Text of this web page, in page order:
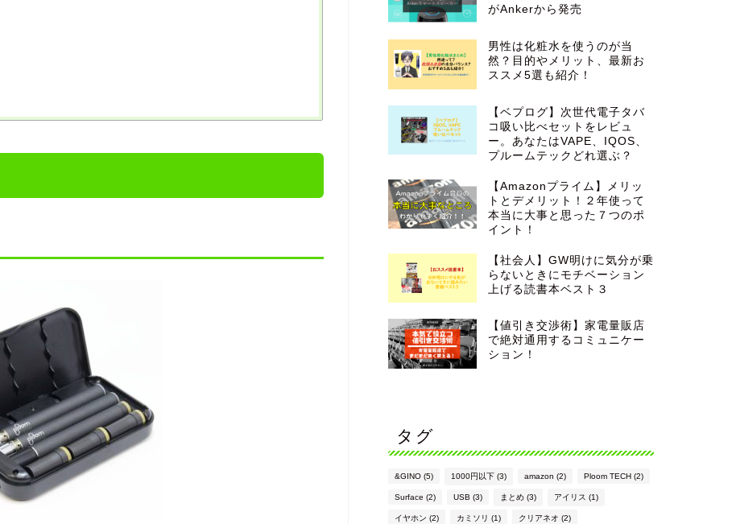
がAnkerから発売
男性は化粧水を使うのが当
然？目的やメリット、最新お
ススメ5選も紹介！
【ベプログ】次世代電子タバ
コ吸い比べセットをレビュ
ー。あなたはVAPE、IQOS、
プルームテックどれ選ぶ？
【Amazonプライム】メリッ
トとデメリット！２年使って
本当に大事と思った７つのポ
イント！
【社会人】GW明けに気分が乗
らないときにモチベーション
上げる読書本ベスト３
【値引き交渉術】家電量販店
で絶対通用するコミュニケー
ション！
タグ
&GINO(5) 1000円以下(3) amazon (2) Ploom TECH(2)
Surface (2) USB (3) まとめ(3) アイリス (1)
イヤホン (2) カミソリ (1) クリアネオ (2)